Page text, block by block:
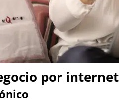
por internet